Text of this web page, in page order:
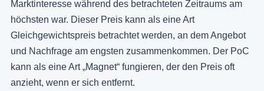
Marktinteresse während des betrachteten Zeitraums am
höchsten war. Dieser Preis kann als eine Art
Gleichgewichtspreis betrachtet werden, an dem Angebot
und Nachfrage am engsten zusammenkommen. Der PoC
kann als eine Art „Magnet“ fungieren, der den Preis oft
anzieht, wenn er sich entfernt.